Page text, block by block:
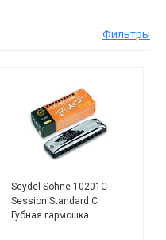
Фильтры
Seydel Sohne 10201C
Session Standard C
Губная гармошка